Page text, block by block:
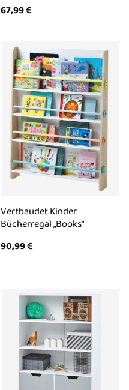
67,99€
Vertbaudet Kinder
Bücherregal „Books“
90,99€